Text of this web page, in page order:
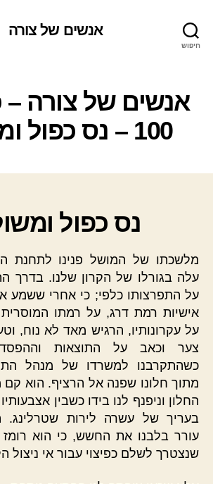
חיפוש
אנשים של צורה
אנשים של צורה –
100 – נס כפול ומשולש
נס כפול
מלשכתו של המושל פנינו לתחנת
עלה בגורלו של הקרון שלנו. בדרך
על התפרצותו כלפי; כי אחרי ששמע
אישיות רמת דרג, על רמתו
על עקרונותיו, הרגיש מאד לא נוח,
צער וכאב על התוצאות
כשהתקרבנו למשרדו של מנהל
מתוך חלונו שפנה אל הרציף. הוא קם
החלון וניפנף לנו בידו כשבין
בעריך של עשרה לירות שטרלינג.
עורר בלבנו את החשש, כי הוא רומז
שנצטרך לשלם כפיצוי עבור אי ניצול